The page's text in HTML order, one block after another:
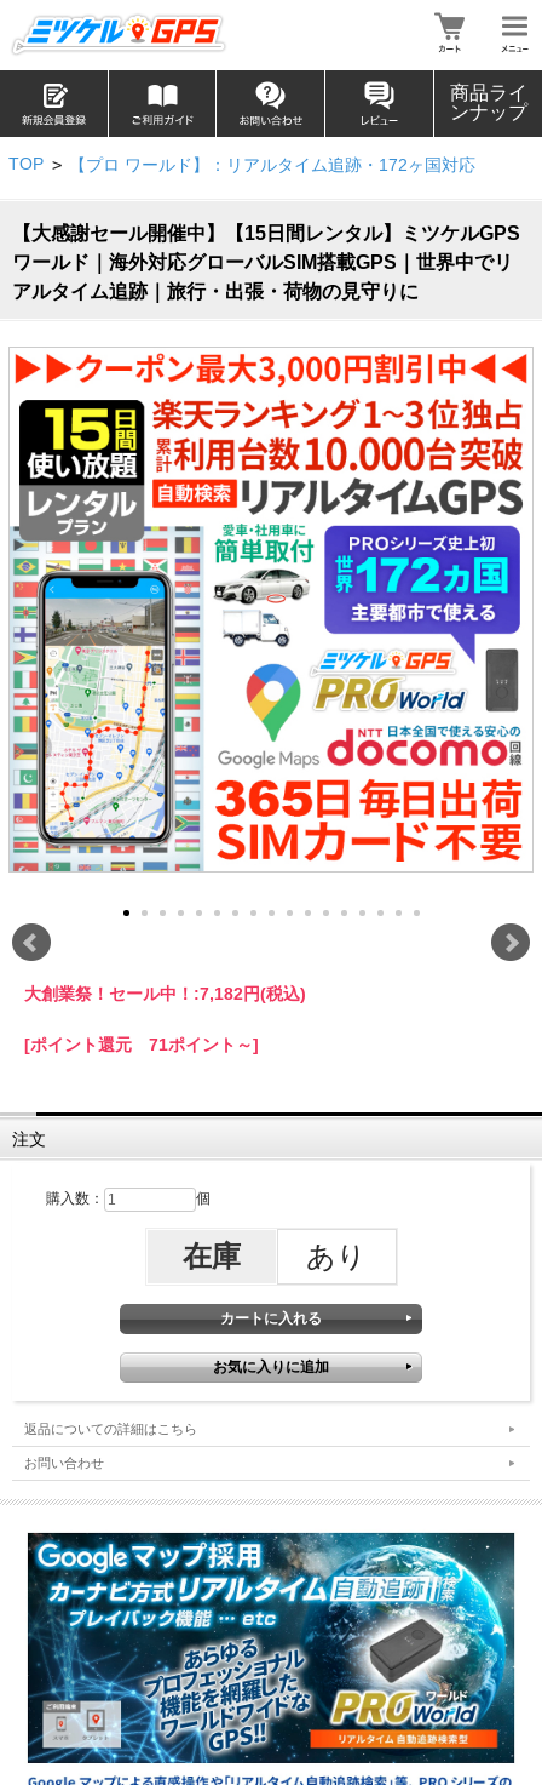
商品ライ
ンナップ
TOP > 【プロ ワールド】：リアルタイム追跡・172ヶ国対応
【大感謝セール開催中】【15日間レンタル】ミツケルGPS
ワールド｜海外対応グローバルSIM搭載GPS｜世界中でリ
アルタイム追跡｜旅行・出張・荷物の見守りに
大創業祭！セール中！:7,182円(税込)
[ポイント還元 71ポイント～]
注文
購入数： 個
在庫 あり
返品についての詳細はこちら
お問い合わせ